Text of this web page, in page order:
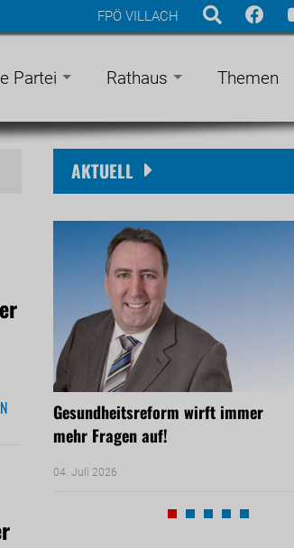
FPÖ VILLACH
Partei Rathaus Themen
AKTUELL
Gesundheitsreform wirft immer
mehr Fragen auf!
04. Juli 2026